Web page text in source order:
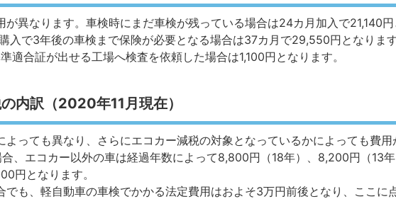
異なります。車検時にまだ車検が残っている場合は24カ月加入で21,140
で3年後の車検まで保険が必要となる場合は37カ月で29,550円となります
合証が出せる工場へ検査を依頼した場合は1,100円となります。
内訳（2020年11月現在）
っても異なり、さらにエコカー減税の対象となっているかによっても費用
、エコカー以外の車は経過年数によって8,800円（18年）、8,200円（13
円となります。
も、軽自動車の車検でかかる法定費用はおよそ3万円前後となり、ここに